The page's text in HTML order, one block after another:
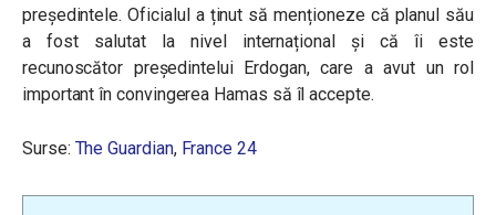
președintele. Oficialul a ținut să menționeze că planul său
a fost salutat la nivel internațional și că îi este
recunoscător președintelui Erdogan, care a avut un rol
important în convingerea Hamas să îl accepte.
Surse: The Guardian, France 24